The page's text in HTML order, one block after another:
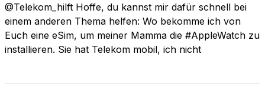
@Telekom_hilft Hoffe, du kannst mir dafür schnell bei
einem anderen Thema helfen: Wo bekomme ich von
Euch eine eSim, um meiner Mamma die #AppleWatch zu
installieren. Sie hat Telekom mobil, ich nicht